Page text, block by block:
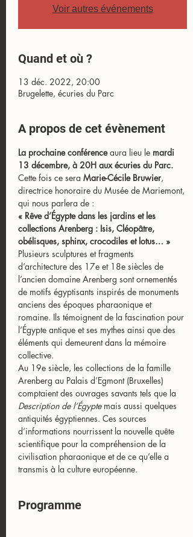
Voir autres événements
Quand et où ?
13 déc. 2022, 20:00
Brugelette, écuries du Parc
A propos de cet évènement
La prochaine conférence aura lieu le mardi
13 décembre, à 20H aux écuries du Parc.
Cette fois ce sera Marie-Cécile Bruwier,
directrice honoraire du Musée de Mariemont,
qui nous parlera de :
« Rêve d’Égypte dans les jardins et les
collections Arenberg : Isis, Cléopâtre,
obélisques, sphinx, crocodiles et lotus… »
Plusieurs sculptures et fragments
d’architecture des 17e et 18e siècles de
l’ancien domaine Arenberg sont ornementés
de motifs égyptisants inspirés de monuments
anciens des époques pharaonique et
romaine. Ils témoignent de la fascination pour
l’Égypte antique et ses mythes ainsi que des
éléments qui demeurent dans la mémoire
collective.
Au 19e siècle, les collections de la famille
Arenberg au Palais d’Egmont (Bruxelles)
comptaient des ouvrages savants tels que la
Description de l’Égypte mais aussi quelques
antiquités égyptiennes. Ces sources
d’informations nourrissent la nouvelle quête
scientifique pour la compréhension de la
civilisation pharaonique et de ce qu’elle a
transmis à la culture européenne.
Programme